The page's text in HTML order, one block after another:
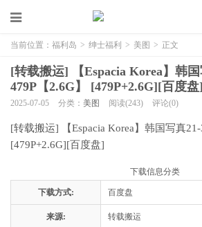
当前位置： 福利岛 > 绅士福利 > 美图 > 正文
[转载搬运] 【Espacia Korea】韩
479P【2.6G】 [479P+2.6G][百度盘]
2025-07-05 分类： 美图 阅读(243) 评论(0)
[转载搬运] 【Espacia Korea】韩国写真21-
[479P+2.6G][百度盘]
下载信息分类
下载方式: 百度盘
来源: 转载搬运